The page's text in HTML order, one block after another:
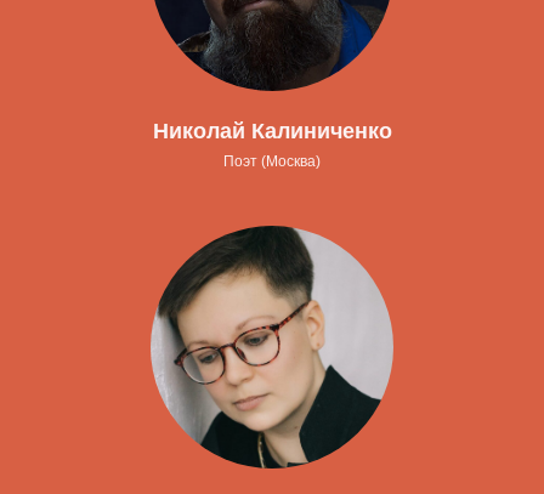
Поэт (Москва)
Николай Калиниченко